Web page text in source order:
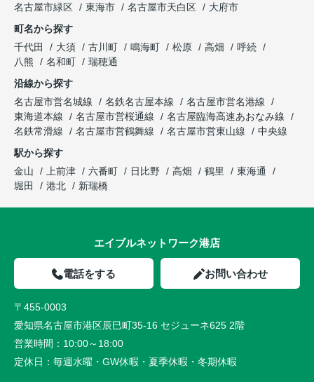
名古屋市緑区
東海市 名古屋市天白区
大府市
町名から探す
千代田
大須 古川町 鳴海町 松原 高畑
呼続
八熊
名和町
瑞穂通
沿線から探す
名古屋市営名城線
名鉄名古屋本線
名古屋市営名港線
東海道本線
名古屋市営桜通線
名古屋臨海高速あおなみ線
名鉄常滑線
名古屋市営鶴舞線 名古屋市営東山線
中央線
駅から探す
金山
上前津 六番町 日比野 高畑 鶴里
東海通
堀田
港北 新瑞橋
エイブルネットワーク港店
電話をする お問い合わせ
〒455-0003
愛知県名古屋市港区辰巳町35-16 セジューネ625 2階
営業時間： 10:00～18:00
定休日： 毎週水曜・GW休暇・夏季休暇・冬期休暇